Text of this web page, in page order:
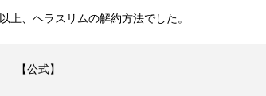
以上、ヘラスリムの解約方法でした。
【公式】